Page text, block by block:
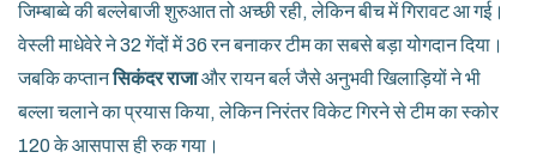
जिम्बाब्वे की बल्लेबाजी शुरुआत तो अच्छी रही, लेकिन बीच में गिरावट आ गई।
वेस्ली माधेवेरे ने 32 गेंदों में 36 रन बनाकर टीम का सबसे बड़ा योगदान दिया।
जबकि कप्तानसिकंदर राजाऔर रायन बर्ल जैसे अनुभवी खिलाड़ियों ने भी
बल्ला चलाने का प्रयास किया, लेकिन निरंतर विकेट गिरने से टीम का स्कोर
120 के आसपास ही रुक गया।